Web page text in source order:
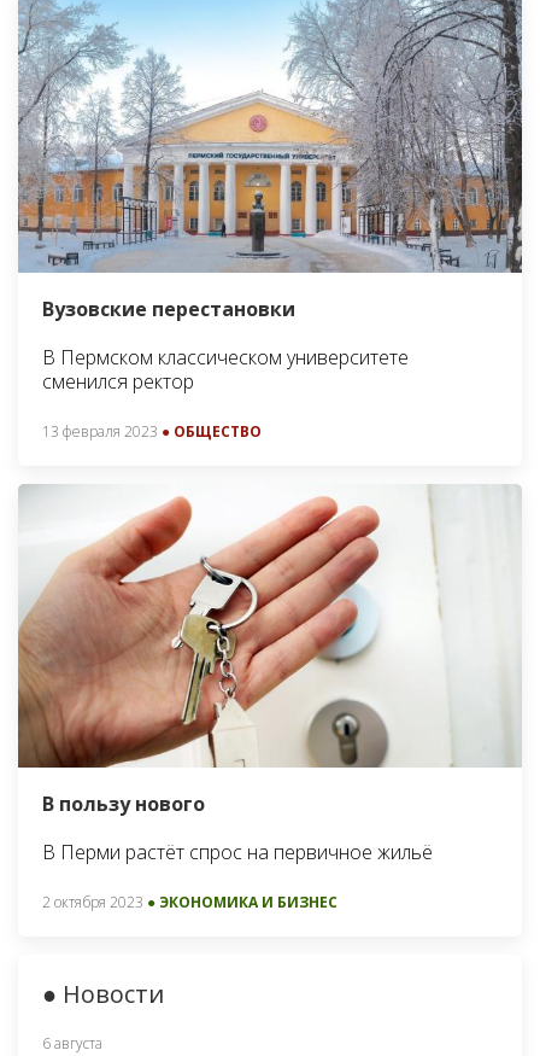
Вузовские перестановки
В Пермском классическом университете
сменился ректор
13 февраля 2023 ● ОБЩЕСТВО
В пользу нового
В Перми растёт спрос на первичное жильё
2 октября 2023 ● ЭКОНОМИКА И БИЗНЕС
● Новости
6 августа